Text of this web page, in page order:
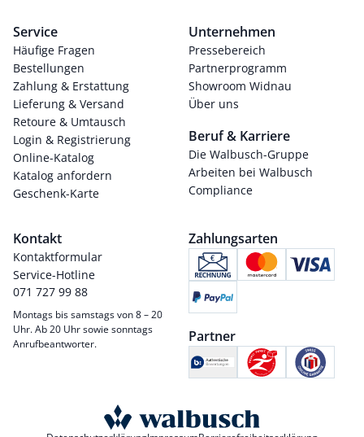
Service
Häufige Fragen
Bestellungen
Zahlung & Erstattung
Lieferung & Versand
Retoure & Umtausch
Login & Registrierung
Online-Katalog
Katalog anfordern
Geschenk-Karte
Unternehmen
Pressebereich
Partnerprogramm
Showroom Widnau
Über uns
Beruf & Karriere
Die Walbusch-Gruppe
Arbeiten bei Walbusch
Compliance
Kontakt
Kontaktformular
Service-Hotline
071 727 99 88
Montags bis samstags von 8 – 20
Uhr. Ab 20 Uhr sowie sonntags
Anrufbeantworter.
Zahlungsarten
Partner